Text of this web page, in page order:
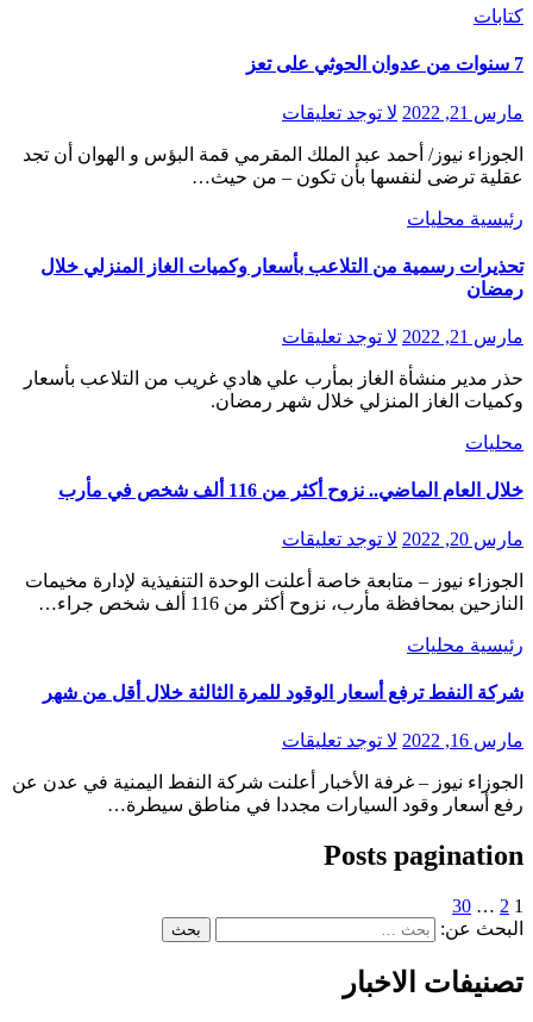
كتابات
7 سنوات من عدوان الحوثي على تعز
مارس 21, 2022 لا توجد تعليقات
عقلية ترضى لنفسها بأن تكون – من حيث…
رئيسية محليات
تحذيرات رسمية من التلاعب بأسعار وكميات الغاز المنزلي خلال
رمضان
مارس 21, 2022 لا توجد تعليقات
حذر مدير منشأة الغاز بمأرب علي هادي غريب من التلاعب بأسعار
وكميات الغاز المنزلي خلال شهر رمضان.
محليات
خلال العام الماضي.. نزوح أكثر من 116 ألف شخص في مأرب
مارس 20, 2022 لا توجد تعليقات
النازحين بمحافظة مأرب، نزوح أكثر من 116 ألف شخص جراء…
رئيسية محليات
شركة النفط ترفع أسعار الوقود للمرة الثالثة خلال أقل من شهر
مارس 16, 2022 لا توجد تعليقات
رفع أسعار وقود السيارات مجددا في مناطق سيطرة…
Posts pagination
1
2
…
30
البحث عن:
تصنيفات الاخبار